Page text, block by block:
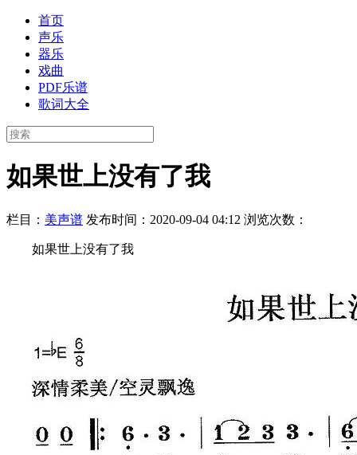
首页
声乐
器乐
戏曲
PDF乐谱
歌词大全
如果世上没有了我
栏目： 美声谱 发布时间：2020-09-04 04:12 浏览次数：
如果世上没有了我